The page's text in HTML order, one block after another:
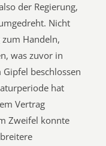
der Regierung,
Nicht
Handeln,
was zuvor in
beschlossen
hat
Vertrag
Zweifel konnte